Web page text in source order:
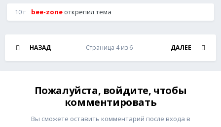
10 г bee-zone открепил тема
НАЗАД ДАЛЕЕ
Страница 4 из 6
Пожалуйста, войдите, чтобы
комментировать
Вы сможете оставить комментарий после входа в